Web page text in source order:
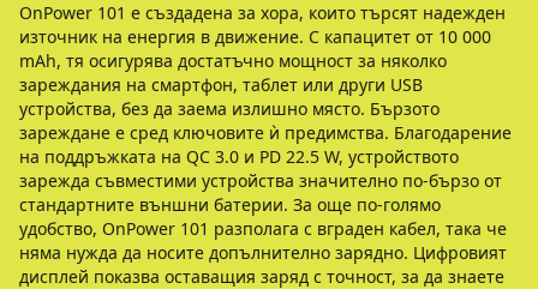
OnPower 101 е създадена за хора, които търсят надежден
източник на енергия в движение. С капацитет от 10 000
mAh, тя осигурява достатъчно мощност за няколко
зареждания на смартфон, таблет или други USB
устройства, без да заема излишно място. Бързото
зареждане е сред ключовите ѝ предимства. Благодарение
на поддръжката на QC 3.0 и PD 22.5 W, устройството
зарежда съвместими устройства значително по-бързо от
стандартните външни батерии. За още по-голямо
удобство, OnPower 101 разполага с вграден кабел, така че
няма нужда да носите допълнително зарядно. Цифровият
дисплей показва оставащия заряд с точност, за да знаете